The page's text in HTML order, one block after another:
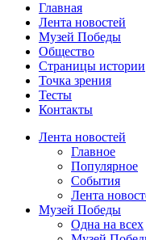
Главная
Лента новостей
Музей Победы
Общество
Страницы истории
Точка зрения
Тесты
Контакты
Лента новостей
Главное
Популярное
События
Лента
Музей Победы
Одна на всех